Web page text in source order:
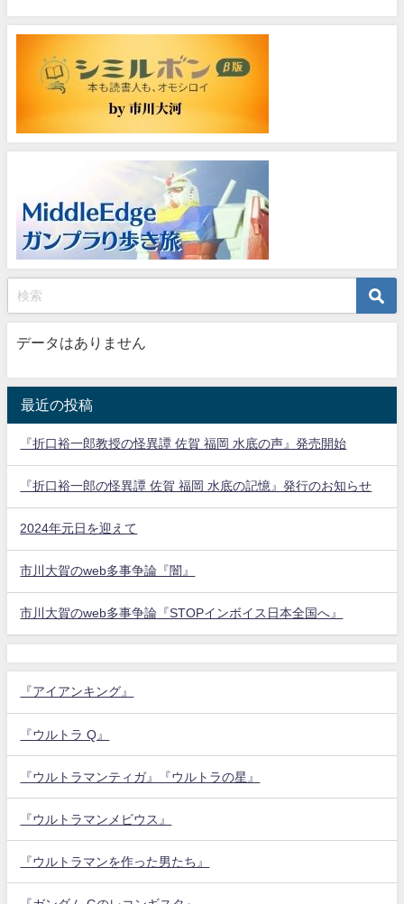
データはありません
最近の投稿
『折口裕一郎教授の怪異譚 佐賀 福岡 水底の声』発売開始
『折口裕一郎の怪異譚 佐賀 福岡 水底の記憶』発行のお知らせ
2024年元日を迎えて
市川大賀のweb多事争論『闇』
市川大賀のweb多事争論『STOPインボイス日本全国へ』
『アイアンキング』
『ウルトラ Q』
『ウルトラマンティガ』『ウルトラの星』
『ウルトラマンメビウス』
『ウルトラマンを作った男たち』